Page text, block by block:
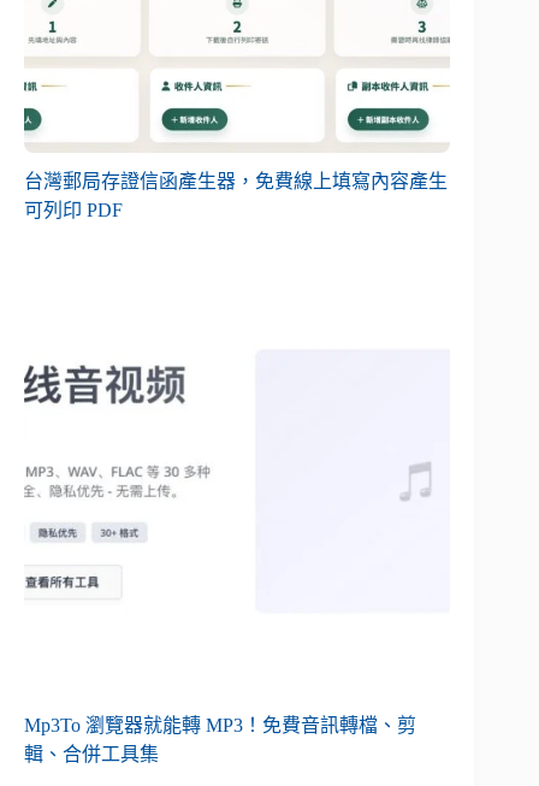
台灣郵局存證信函產生器，免費線上填寫內容產生
可列印 PDF
Mp3To 瀏覽器就能轉 MP3！免費音訊轉檔、剪
輯、合併工具集